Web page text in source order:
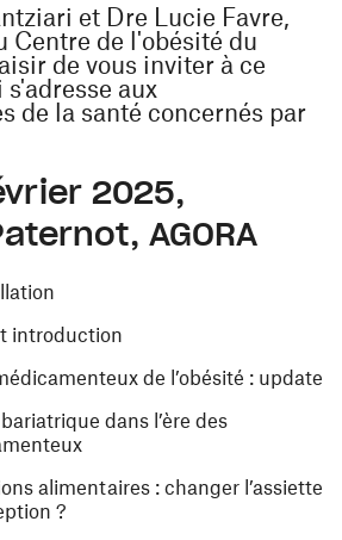
et Dre Lucie Favre,
Centre de l'obésité du
de vous inviter à ce
aux
de la santé concernés par
2025,
AGORA
introduction
de l’obésité : update
dans l’ère des
alimentaires : changer l’assiette
?